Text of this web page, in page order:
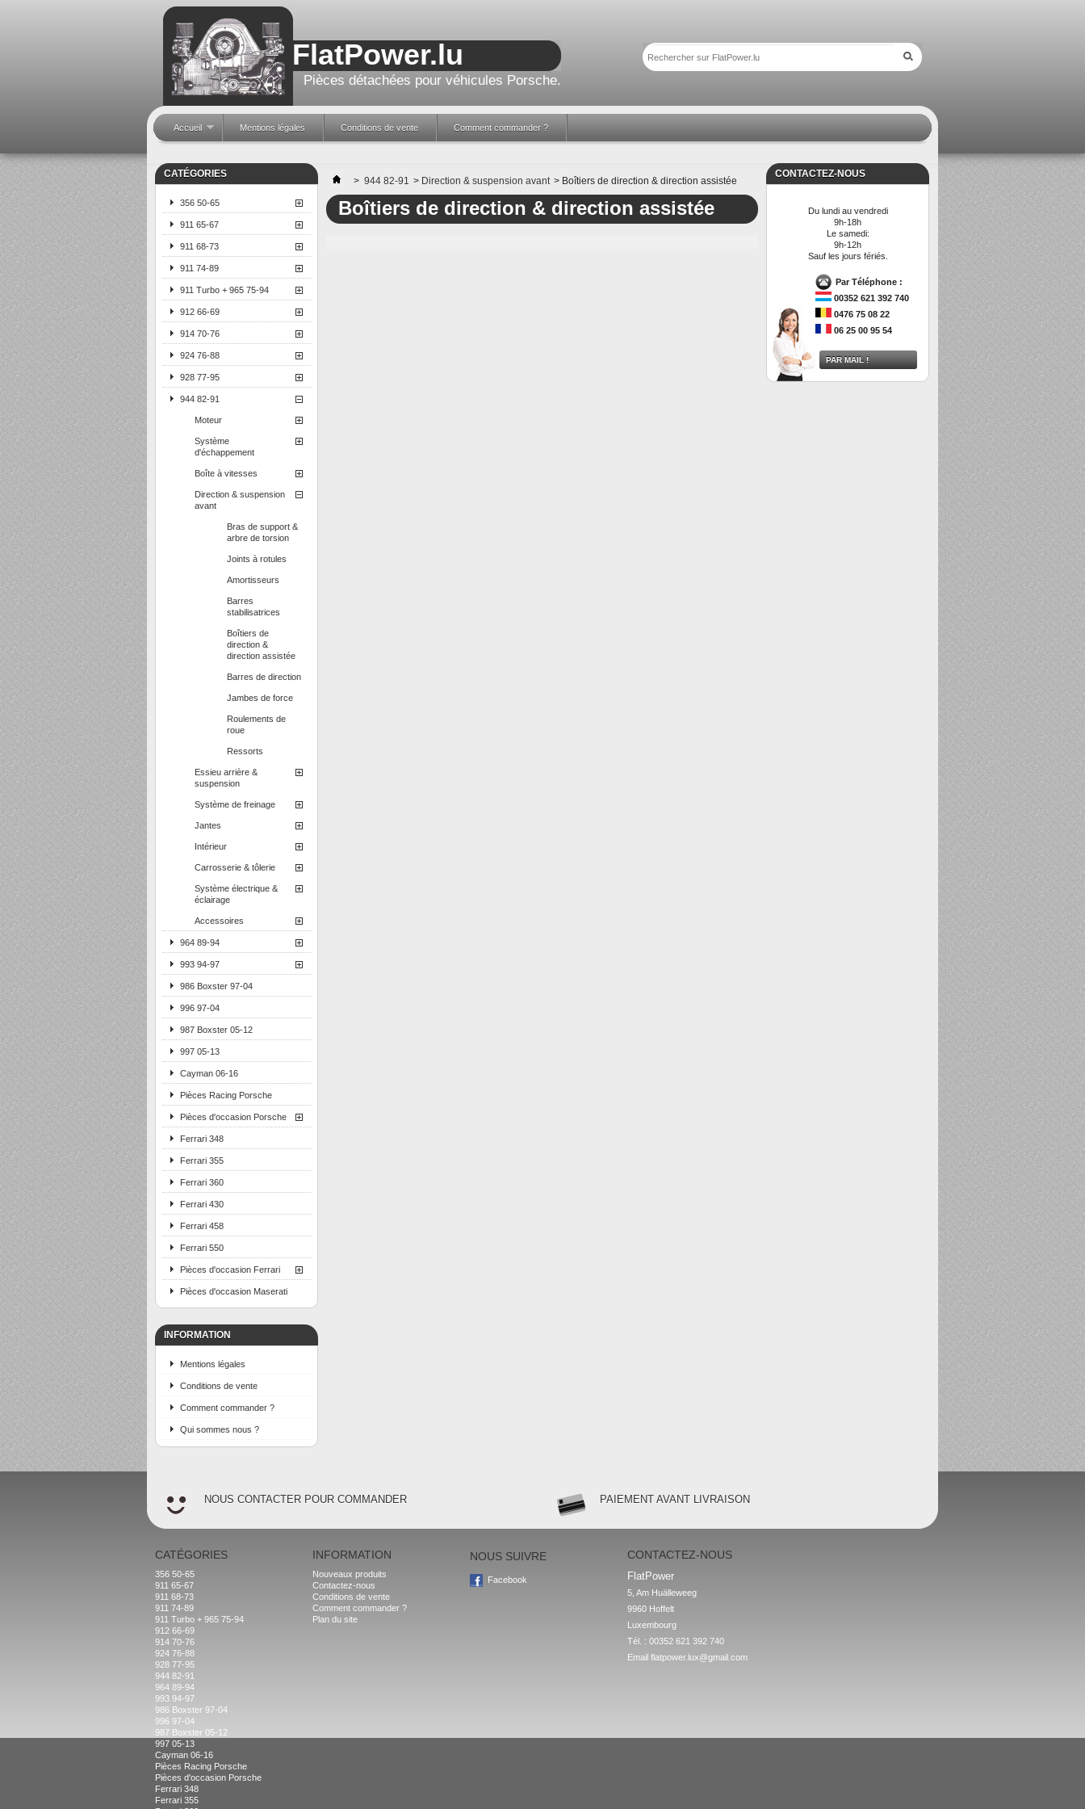
FlatPower.lu
Pièces détachées pour véhicules Porsche.
Accueil Mentions légales Conditions de vente Comment commander ?
CATÉGORIES
356 50-65
911 65-67
911 68-73
911 74-89
911 Turbo + 965 75-94
912 66-69
914 70-76
924 76-88
928 77-95
944 82-91
Moteur
Système
d'échappement
Boîte à vitesses
Direction & suspension
avant
Bras de support &
arbre de torsion
Joints à rotules
Amortisseurs
Barres
stabilisatrices
Boîtiers de
direction &
direction assistée
Barres de direction
Jambes de force
Roulements de
roue
Ressorts
Essieu arrière &
suspension
Système de freinage
Jantes
Intérieur
Carrosserie & tôlerie
Système électrique &
éclairage
Accessoires
964 89-94
993 94-97
986 Boxster 97-04
996 97-04
987 Boxster 05-12
997 05-13
Cayman 06-16
Pièces Racing Porsche
Pièces d'occasion Porsche
Ferrari 348
Ferrari 355
Ferrari 360
Ferrari 430
Ferrari 458
Ferrari 550
Pièces d'occasion Ferrari
Pièces d'occasion Maserati
INFORMATION
Mentions légales
Conditions de vente
Comment commander ?
Qui sommes nous ?
> 944 82-91 > Direction & suspension avant > Boîtiers de direction & direction assistée
Boîtiers de direction & direction assistée
CONTACTEZ-NOUS
Du lundi au vendredi
9h-18h
Le samedi:
9h-12h
Sauf les jours fériés.
Par Téléphone :
00352 621 392 740
0476 75 08 22
06 25 00 95 54
PAR MAIL !
NOUS CONTACTER POUR COMMANDER PAIEMENT AVANT LIVRAISON
CATÉGORIES
356 50-65
911 65-67
911 68-73
911 74-89
911 Turbo + 965 75-94
912 66-69
914 70-76
924 76-88
928 77-95
944 82-91
964 89-94
993 94-97
986 Boxster 97-04
996 97-04
987 Boxster 05-12
997 05-13
Cayman 06-16
Pièces Racing Porsche
Pièces d'occasion Porsche
Ferrari 348
Ferrari 355
INFORMATION
Nouveaux produits
Contactez-nous
Conditions de vente
Comment commander ?
Plan du site
NOUS SUIVRE
Facebook
CONTACTEZ-NOUS
FlatPower
5, Am Huälleweeg
9960 Hoffelt
Luxembourg
Tél. : 00352 621 392 740
Email flatpower.lux@gmail.com